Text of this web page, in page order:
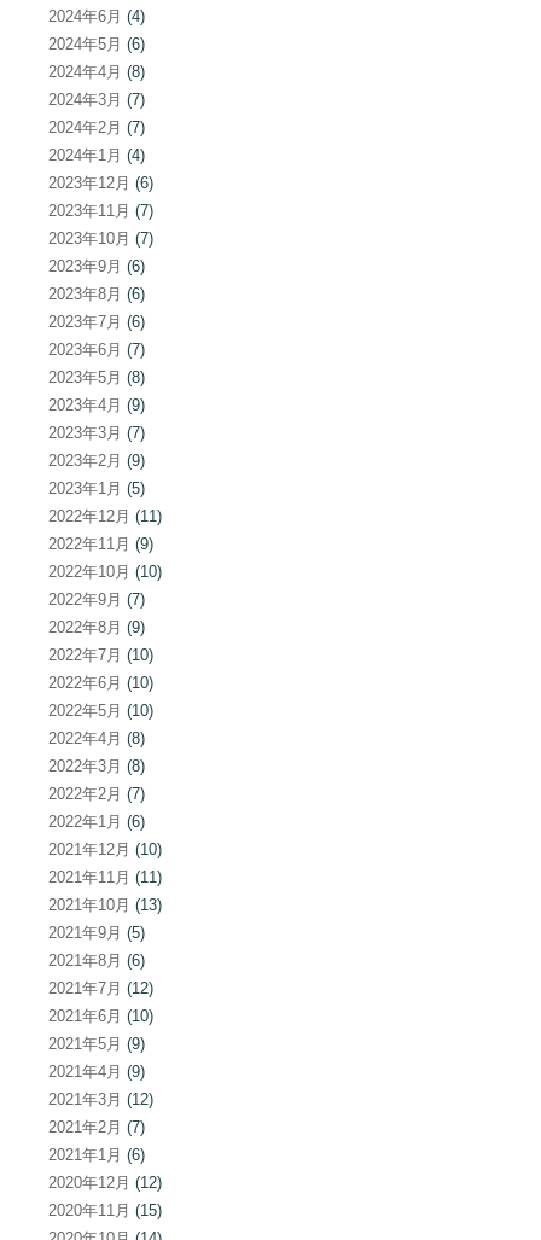
2024年6月 (4)
2024年5月 (6)
2024年4月 (8)
2024年3月 (7)
2024年2月 (7)
2024年1月 (4)
2023年12月 (6)
2023年11月 (7)
2023年10月 (7)
2023年9月 (6)
2023年8月 (6)
2023年7月 (6)
2023年6月 (7)
2023年5月 (8)
2023年4月 (9)
2023年3月 (7)
2023年2月 (9)
2023年1月 (5)
2022年12月 (11)
2022年11月 (9)
2022年10月 (10)
2022年9月 (7)
2022年8月 (9)
2022年7月 (10)
2022年6月 (10)
2022年5月 (10)
2022年4月 (8)
2022年3月 (8)
2022年2月 (7)
2022年1月 (6)
2021年12月 (10)
2021年11月 (11)
2021年10月 (13)
2021年9月 (5)
2021年8月 (6)
2021年7月 (12)
2021年6月 (10)
2021年5月 (9)
2021年4月 (9)
2021年3月 (12)
2021年2月 (7)
2021年1月 (6)
2020年12月 (12)
2020年11月 (15)